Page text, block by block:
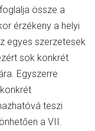
össze a
érzékeny a helyi
egyes szerzetesek
sok konkrét
Egyszerre
teszi
a VII.